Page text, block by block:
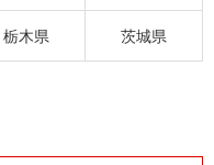
栃木県 茨城県